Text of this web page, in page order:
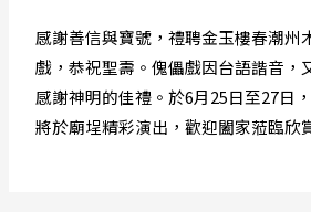
感謝善信與寶號，禮聘金玉樓春潮州
戲，恭祝聖壽。傀儡戲因台語諧音，
感謝神明的佳禮。於6月25日至27日
將於廟埕精彩演出，歡迎闔家蒞臨欣